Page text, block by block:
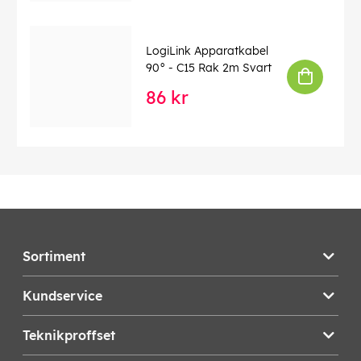
LogiLink Apparatkabel
90° - C15 Rak 2m Svart
86 kr
Sortiment
Kundservice
Teknikproffset